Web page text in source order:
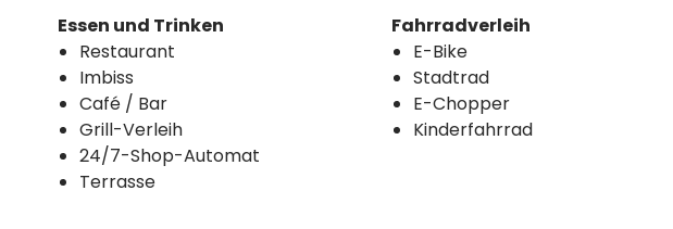
Essen und Trinken
Restaurant
Imbiss
Café / Bar
Grill-Verleih
24/7-Shop-Automat
Terrasse
Fahrradverleih
E-Bike
Stadtrad
E-Chopper
Kinderfahrrad